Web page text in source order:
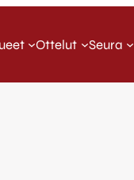
Ottelut Seura